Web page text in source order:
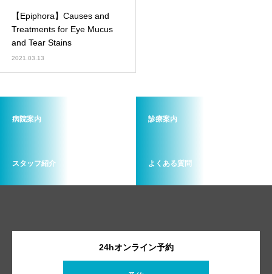
【Epiphora】Causes and
Treatments for Eye Mucus
and Tear Stains
2021.03.13
病院案内 診療案内
スタッフ紹介 よくある質問
24hオンライン予約